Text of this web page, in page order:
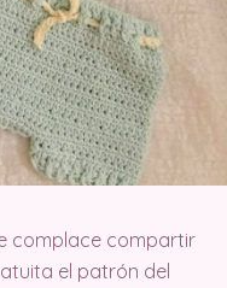
complace compartir
el patrón del